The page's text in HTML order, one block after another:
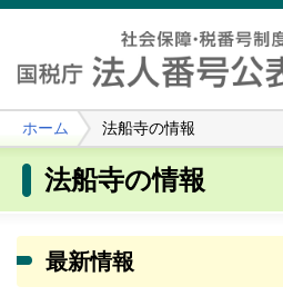
ホーム 法船寺の情報
法船寺の情報
最新情報